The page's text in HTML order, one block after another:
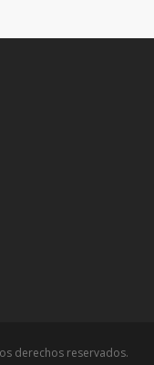
derechos reservados.